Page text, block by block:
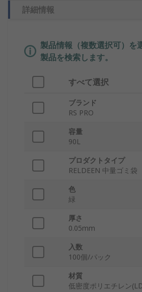
詳細情報
製品情報（複数選択可）を
製品を検索します。
すべて選択
ブランド
RS PRO
容量
90L
プロダクトタイプ
RELDEEN 中量ゴミ袋
色
緑
厚さ
0.05mm
入数
100個/パック
材質
低密度ポリエチレン